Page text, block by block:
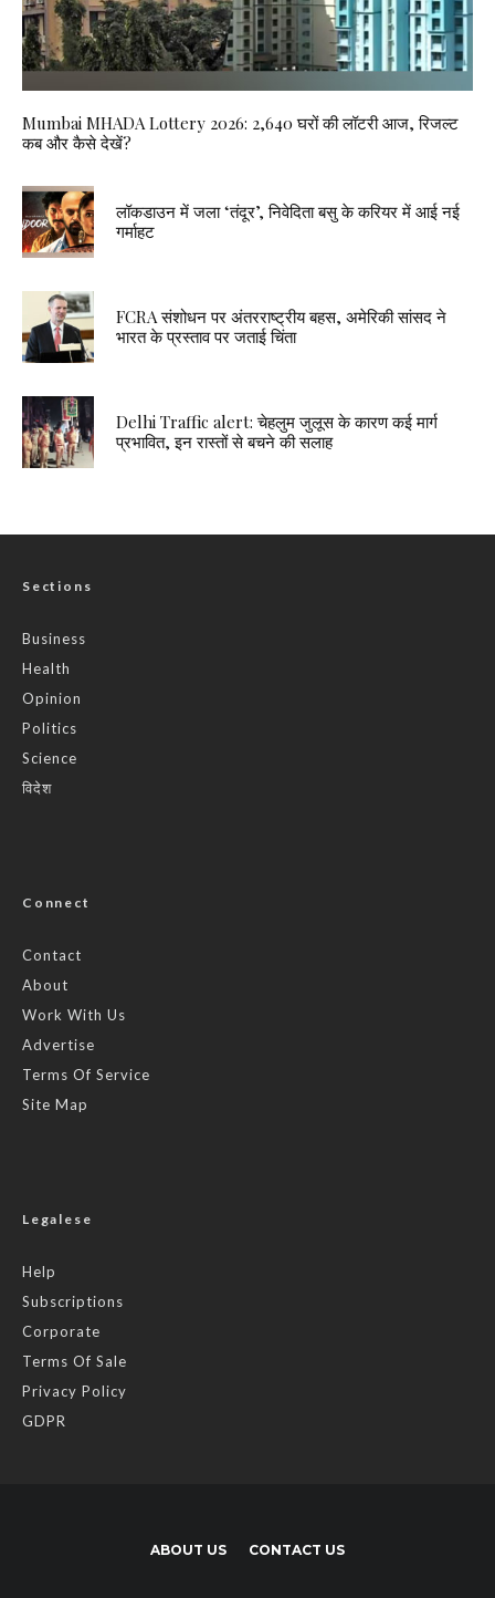
Mumbai MHADA Lottery 2026: 2,640 घरों की लॉटरी आज, रिजल्ट
कब और कैसे देखें?
लॉकडाउन में जला ‘तंदूर’, निवेदिता बसु के करियर में आई नई
गर्माहट
FCRA संशोधन पर अंतरराष्ट्रीय बहस, अमेरिकी सांसद ने
भारत के प्रस्ताव पर जताई चिंता
Delhi Traffic alert: चेहलुम जुलूस के कारण कई मार्ग
प्रभावित, इन रास्तों से बचने की सलाह
Sections
Business
Health
Opinion
Politics
Science
विदेश
Connect
Contact
About
Work With Us
Advertise
Terms Of Service
Site Map
Legalese
Help
Subscriptions
Corporate
Terms Of Sale
Privacy Policy
GDPR
ABOUT US CONTACT US